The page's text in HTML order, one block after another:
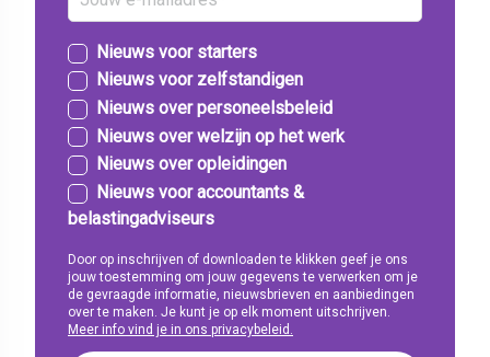
Nieuws voor starters
Nieuws voor zelfstandigen
Nieuws over personeelsbeleid
Nieuws over welzijn op het werk
Nieuws over opleidingen
Nieuws voor accountants &
belastingadviseurs
Door op inschrijven of downloaden te klikken geef je ons
jouw toestemming om jouw gegevens te verwerken om je
de gevraagde informatie, nieuwsbrieven en aanbiedingen
over te maken. Je kunt je op elk moment uitschrijven.
Meer info vind je in ons privacybeleid.